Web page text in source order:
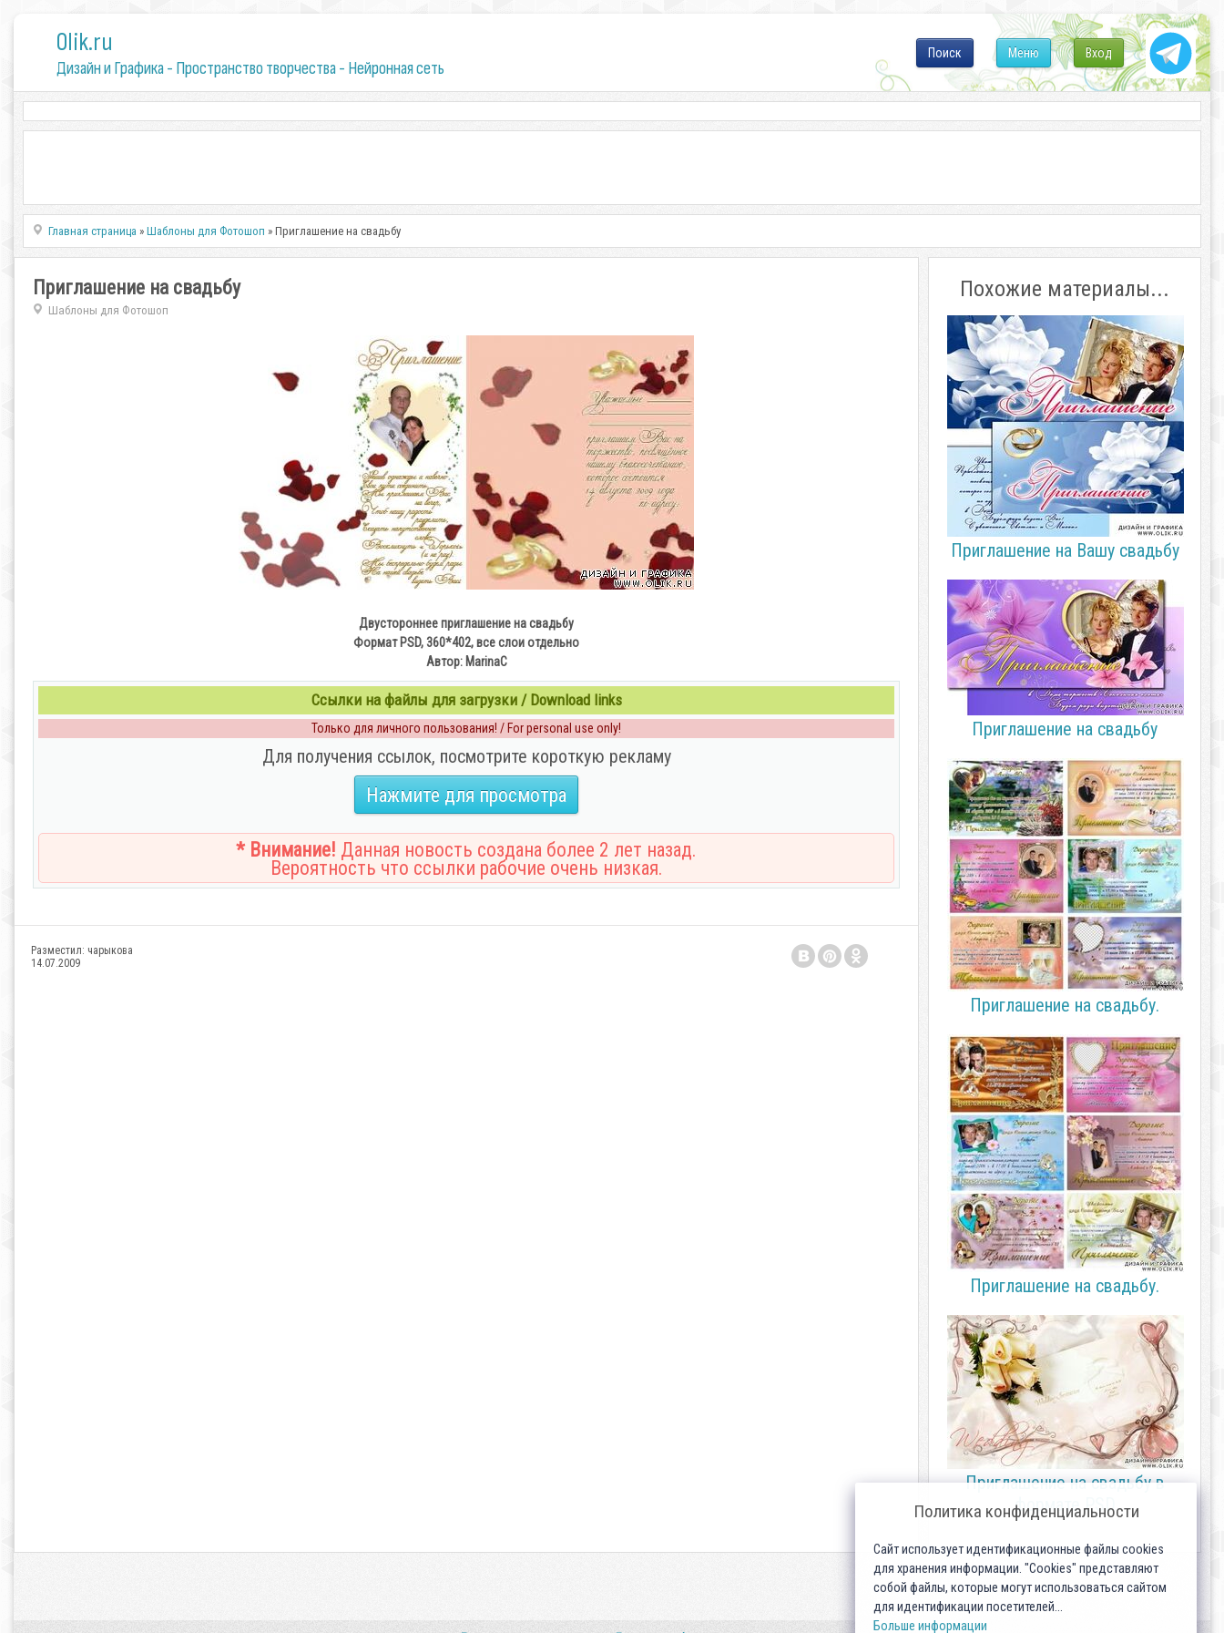
0lik.ru
Дизайн и Графика - Пространство творчества - Нейронная сеть
Вход
Меню
Поиск
Главная страница »Шаблоны для Фотошоп » Приглашение на свадьбу
Приглашение на свадьбу
Шаблоны для Фотошоп
Двустороннее приглашение на свадьбу
Формат PSD, 360*402, все слои отдельно
Автор: MarinaC
Ссылки на файлы для загрузки / Download links
Только для личного пользования! / For personal use only!
Для получения ссылок, посмотрите короткую рекламу
Нажмите для просмотра
* Внимание! Данная новость создана более 2 лет назад.
Вероятность что ссылки рабочие очень низкая.
Разместил: чарыкова
14.07.2009
Похожие материалы...
Приглашение на Вашу свадьбу
Приглашение на свадьбу
Приглашение на свадьбу.
Приглашение на свадьбу.
Приглашение на свадьбу в
формате PSD
Политика конфиденциальности
Сайт использует идентификационные файлы cookies
для хранения информации. "Cookies" представляют
собой файлы, которые могут использоваться сайтом
для идентификации посетителей...
Больше информации